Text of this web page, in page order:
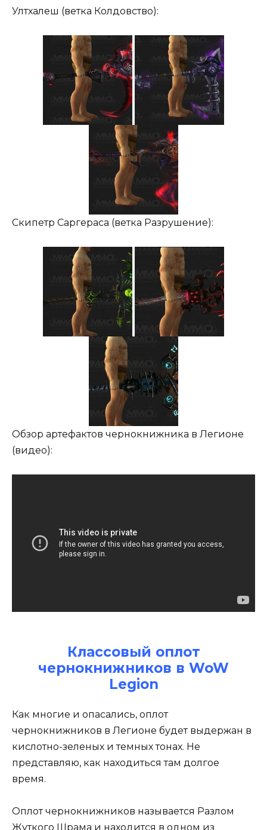
Ултхалеш (ветка Колдовство):
Скипетр Саргераса (ветка Разрушение):
Обзор артефактов чернокнижника в Легионе
(видео):
Классовый оплот
чернокнижников в WoW
Legion
Как многие и опасались, оплот
чернокнижников в Легионе будет выдержан в
кислотно-зеленых и темных тонах. Не
представляю, как находиться там долгое
время.
Оплот чернокнижников называется Разлом
Жуткого Шрама и находится в одном из